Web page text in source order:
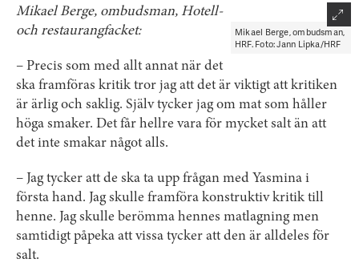
Mikael Berge, ombudsman,
HRF. Foto: Jann Lipka/HRF
Mikael Berge, ombudsman, Hotell-
och restaurangfacket:
– Precis som med allt annat när det
ska fram­föras kritik tror jag att det är viktigt att kritiken
är ärlig och saklig. Själv tycker jag om mat som håller
höga smaker. Det får hellre vara för mycket salt än att
det inte smakar något alls.
– Jag tycker att de ska ta upp frågan med Yasmina i
första hand. Jag skulle framföra konstruktiv kritik till
henne. Jag skulle berömma hennes matlagning men
samtidigt påpeka att vissa tycker att den är alldeles för
salt.